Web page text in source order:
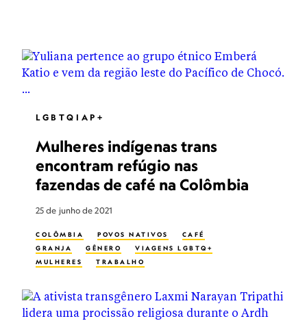
LGBTQIAP+
Mulheres indígenas trans
encontram refúgio nas
fazendas de café na Colômbia
25 de junho de 2021
COLÔMBIA POVOS NATIVOS
CAFÉ
GRANJA
GÊNERO
VIAGENS LGBTQ+
MULHERES
TRABALHO